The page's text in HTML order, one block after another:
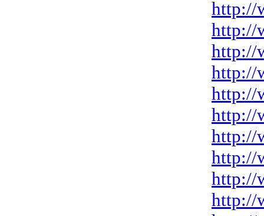
http://
http://
http://
http://
http://
http://
http://
http://
http://
http://